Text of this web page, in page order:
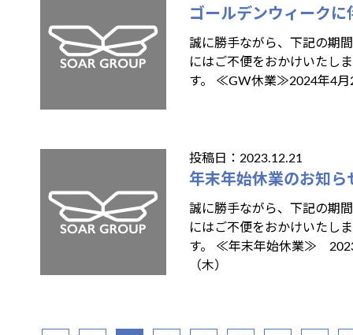
ゴールデンウィーク
誠に勝手ながら、下記の期
にはご不便をおかけいたし
す。 ≪GW休業≫2024年4月
投稿日：2023.12.21
年末年始休業のお知ら
誠に勝手ながら、下記の期
にはご不便をおかけいたし
す。 ≪年末年始休業≫
（木）